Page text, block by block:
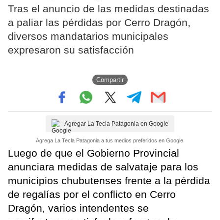
Tras el anuncio de las medidas destinadas
a paliar las pérdidas por Cerro Dragón,
diversos mandatarios municipales
expresaron su satisfacción
Compartir
Agregar La Tecla Patagonia en Google
Agrega La Tecla Patagonia a tus medios preferidos en Google.
Luego de que el Gobierno Provincial
anunciara medidas de salvataje para los
municipios chubutenses frente a la pérdida
de regalías por el conflicto en Cerro
Dragón, varios intendentes se